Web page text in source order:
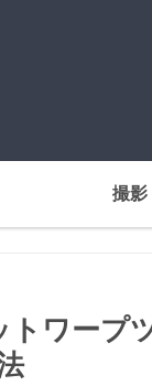
撮影
ワープ